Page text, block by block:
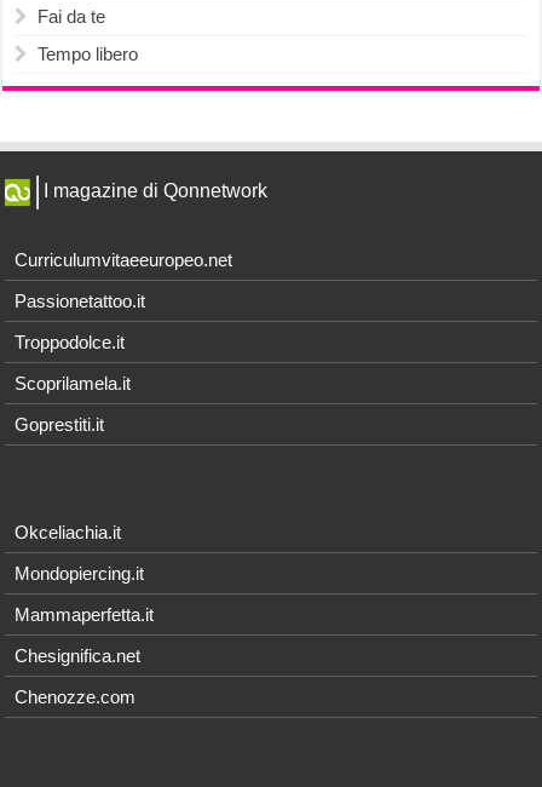
Fai da te
Tempo libero
I magazine di Qonnetwork
Curriculumvitaeeuropeo.net
Passionetattoo.it
Troppodolce.it
Scoprilamela.it
Goprestiti.it
Okceliachia.it
Mondopiercing.it
Mammaperfetta.it
Chesignifica.net
Chenozze.com